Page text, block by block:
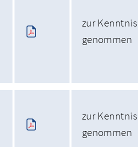
zur Kenntnis
genommen
zur Kenntnis
genommen